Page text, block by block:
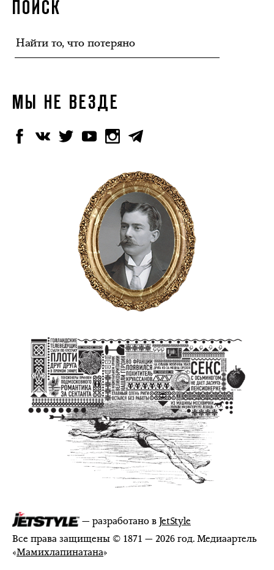
ПОИСК
МЫ НЕ ВЕЗДЕ
— разработано вJetStyle
Все права защищены © 1871 — 2026 год. Медиаартель
«Мамихлапинатана»